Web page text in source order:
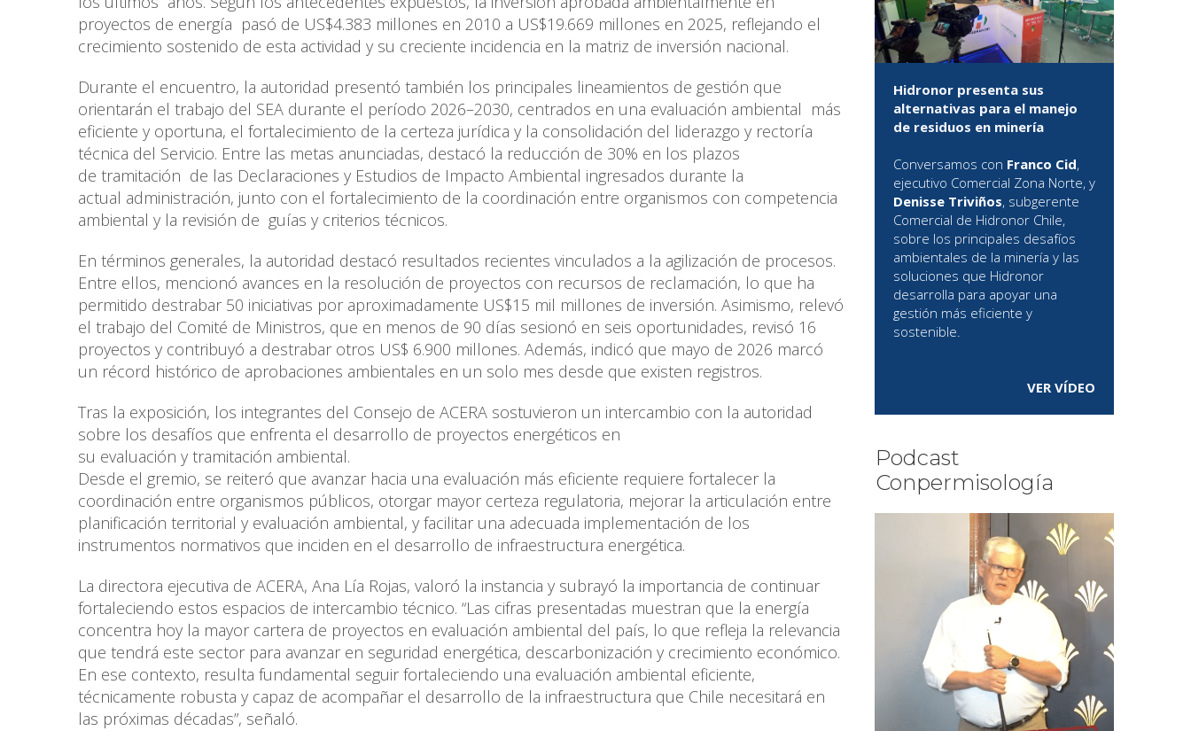
proyectos de energía pasó de US$4.383 millones en 2010 a US$19.669 millones en 2025, reflejando el
crecimiento sostenido de esta actividad y su creciente incidencia en la matriz de inversión nacional.
Durante el encuentro, la autoridad presentó también los principales lineamientos de gestión que
orientarán el trabajo del SEA durante el período 2026–2030, centrados en una evaluación ambiental más
eficiente y oportuna, el fortalecimiento de la certeza jurídica y la consolidación del liderazgo y rectoría
técnica del Servicio. Entre las metas anunciadas, destacó la reducción de 30% en los plazos
de tramitación de las Declaraciones y Estudios de Impacto Ambiental ingresados durante la
actual administración, junto con el fortalecimiento de la coordinación entre organismos con competencia
ambiental y la revisión de guías y criterios técnicos.
En términos generales, la autoridad destacó resultados recientes vinculados a la agilización de procesos.
Entre ellos, mencionó avances en la resolución de proyectos con recursos de reclamación, lo que ha
permitido destrabar 50 iniciativas por aproximadamente US$15 mil millones de inversión. Asimismo, relevó
el trabajo del Comité de Ministros, que en menos de 90 días sesionó en seis oportunidades, revisó 16
proyectos y contribuyó a destrabar otros US$ 6.900 millones. Además, indicó que mayo de 2026 marcó
un récord histórico de aprobaciones ambientales en un solo mes desde que existen registros.
Tras la exposición, los integrantes del Consejo de ACERA sostuvieron un intercambio con la autoridad
sobre los desafíos que enfrenta el desarrollo de proyectos energéticos en
su evaluación y tramitación ambiental.
Desde el gremio, se reiteró que avanzar hacia una evaluación más eficiente requiere fortalecer la
coordinación entre organismos públicos, otorgar mayor certeza regulatoria, mejorar la articulación entre
planificación territorial y evaluación ambiental, y facilitar una adecuada implementación de los
instrumentos normativos que inciden en el desarrollo de infraestructura energética.
La directora ejecutiva de ACERA, Ana Lía Rojas, valoró la instancia y subrayó la importancia de continuar
fortaleciendo estos espacios de intercambio técnico. “Las cifras presentadas muestran que la energía
concentra hoy la mayor cartera de proyectos en evaluación ambiental del país, lo que refleja la relevancia
que tendrá este sector para avanzar en seguridad energética, descarbonización y crecimiento económico.
En ese contexto, resulta fundamental seguir fortaleciendo una evaluación ambiental eficiente,
técnicamente robusta y capaz de acompañar el desarrollo de la infraestructura que Chile necesitará en
las próximas décadas”, señaló.
Hidronor presenta sus
alternativas para el manejo
de residuos en minería
Conversamos con Franco Cid,
ejecutivo Comercial Zona Norte, y
Denisse Triviños, subgerente
Comercial de Hidronor Chile,
sobre los principales desafíos
ambientales de la minería y las
soluciones que Hidronor
desarrolla para apoyar una
gestión más eficiente y
sostenible.
VER VÍDEO
Podcast
Conpermisología